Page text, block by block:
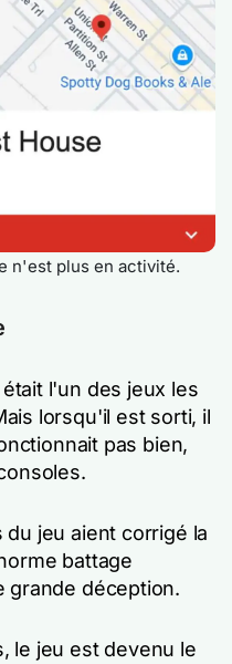
n'est plus en activité.
l'un des jeux les
lorsqu'il est sorti, il
pas bien,
jeu aient corrigé la
battage
grande déception.
le jeu est devenu le